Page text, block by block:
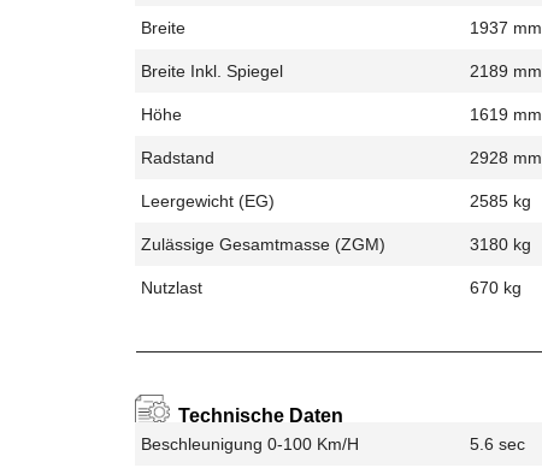
Breite 1937 mm
Breite Inkl. Spiegel 2189 mm
Höhe 1619 mm
Radstand 2928 mm
Leergewicht (EG) 2585 kg
Zulässige Gesamtmasse (zGM) 3180 kg
Nutzlast 670 kg
Technische Daten
Beschleunigung 0-100 Km/h 5.6 sec